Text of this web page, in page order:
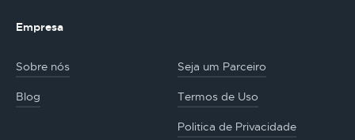
Empresa
Sobre nós Seja um Parceiro
Blog Termos de Uso
Politica de Privacidade